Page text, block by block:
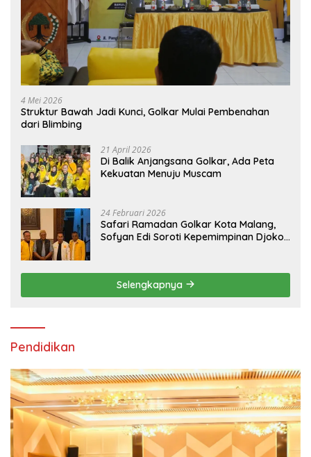
4 Mei 2026
Struktur Bawah Jadi Kunci, Golkar Mulai Pembenahan
dari Blimbing
21 April 2026
Di Balik Anjangsana Golkar, Ada Peta
Kekuatan Menuju Muscam
24 Februari 2026
Safari Ramadan Golkar Kota Malang,
Sofyan Edi Soroti Kepemimpinan Djoko
Selengkapnya
Pendidikan